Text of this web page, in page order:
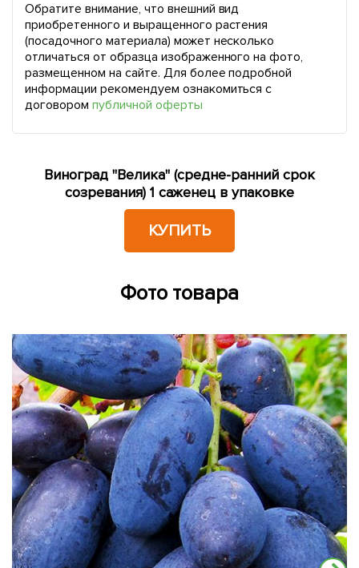
Обратите внимание, что внешний вид
приобретенного и выращенного растения
(посадочного материала) может несколько
отличаться от образца изображенного на фото,
размещенном на сайте. Для более подробной
информации рекомендуем ознакомиться с
договором публичной оферты
Виноград "Велика" (средне-ранний срок
созревания) 1 саженец в упаковке
КУПИТЬ
Фото товара